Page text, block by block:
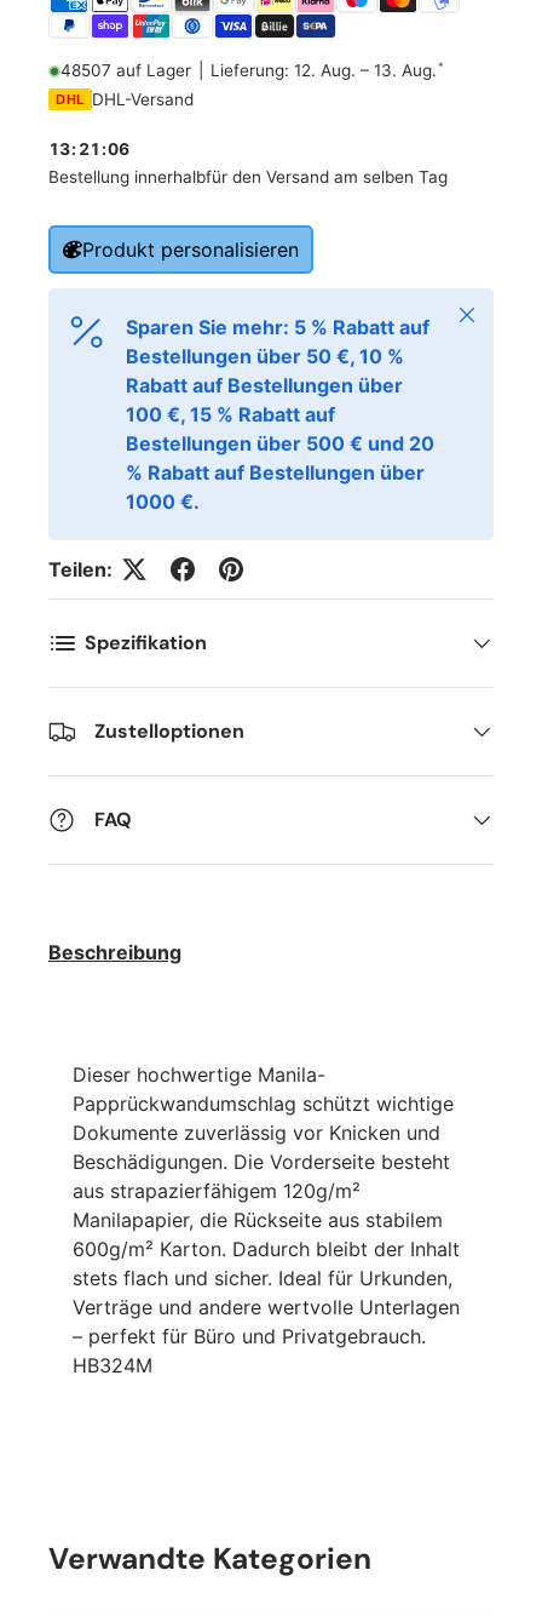
Fornavn *
48507 auf Lager Lieferung: 12. Aug. – 13. Aug.*
DHL DHL-Versand
Bestellung innerhalb
13: 21 :05
für den Versand am selben Tag
Produkt personalisieren
Sparen Sie mehr: 5 % Rabatt auf
Bestellungen über 50 €, 10 %
Rabatt auf Bestellungen über
100 €, 15 % Rabatt auf
Bestellungen über 500 € und 20
% Rabatt auf Bestellungen über
1000 €.
Schließen
Teilen:
Spezifikation
Zustelloptionen
FAQ
Beschreibung
Dieser hochwertige Manila-
Papprückwandumschlag schützt wichtige
Dokumente zuverlässig vor Knicken und
Beschädigungen. Die Vorderseite besteht
aus strapazierfähigem 120g/m²
Manilapapier, die Rückseite aus stabilem
600g/m² Karton. Dadurch bleibt der Inhalt
stets flach und sicher. Ideal für Urkunden,
Verträge und andere wertvolle Unterlagen
– perfekt für Büro und Privatgebrauch.
HB324M
Verwandte Kategorien